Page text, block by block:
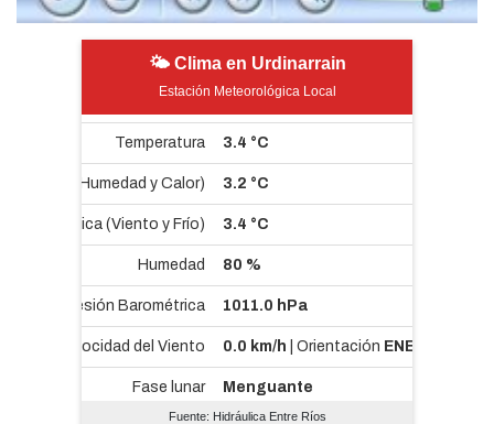
🌤 Clima en Urdinarrain
Estación Meteorológica Local
Fuente: Hidráulica Entre Ríos